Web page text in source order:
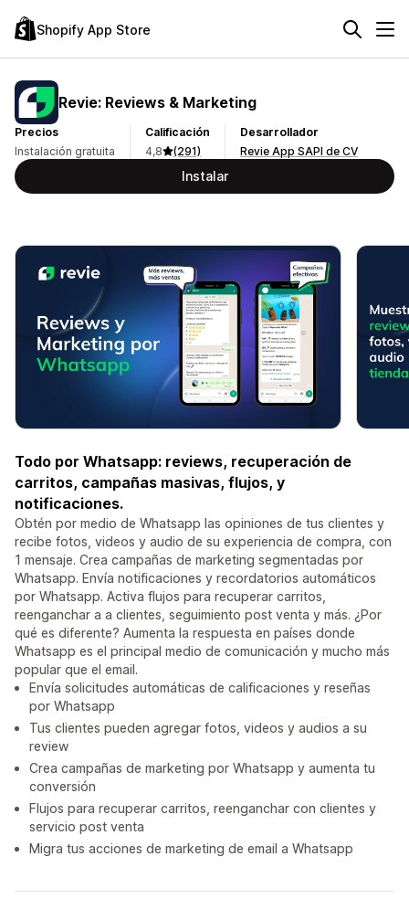
Shopify App Store
Revie: Reviews & Marketing
Precios
Instalación gratuita
Calificación
4,8
(291)
Desarrollador
Revie App SAPI de CV
Instalar
Todo por Whatsapp: reviews, recuperación de
carritos, campañas masivas, flujos, y
notificaciones.
Obtén por medio de Whatsapp las opiniones de tus clientes y
recibe fotos, videos y audio de su experiencia de compra, con
1 mensaje. Crea campañas de marketing segmentadas por
Whatsapp. Envía notificaciones y recordatorios automáticos
por Whatsapp. Activa flujos para recuperar carritos,
reenganchar a a clientes, seguimiento post venta y más. ¿Por
qué es diferente? Aumenta la respuesta en países donde
Whatsapp es el principal medio de comunicación y mucho más
popular que el email.
Envía solicitudes automáticas de calificaciones y reseñas
por Whatsapp
Tus clientes pueden agregar fotos, videos y audios a su
review
Crea campañas de marketing por Whatsapp y aumenta tu
conversión
Flujos para recuperar carritos, reenganchar con clientes y
servicio post venta
Migra tus acciones de marketing de email a Whatsapp